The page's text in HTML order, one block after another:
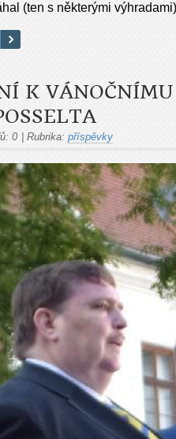
(ten s některými
K VÁNOČNÍMU
0 Rubrika: příspěvky